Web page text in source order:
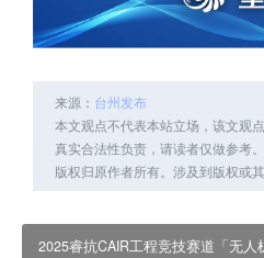
来源： 台州发布
本文观点不代表本站立场，该文观
真实合法性负责，请读者仅做参考
版权归原作者所有。涉及到版权或
2025睿抗CAIR工程竞技赛道「无人